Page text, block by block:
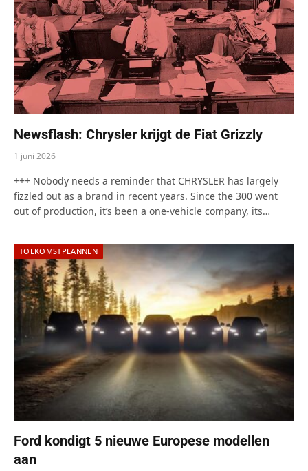
Newsflash: Chrysler krijgt de Fiat Grizzly
1 juni 2026
+++ Nobody needs a reminder that CHRYSLER has largely
fizzled out as a brand in recent years. Since the 300 went
out of production, it’s been a one-vehicle company, its…
TOEKOMSTPLANNEN
Ford kondigt 5 nieuwe Europese modellen
aan